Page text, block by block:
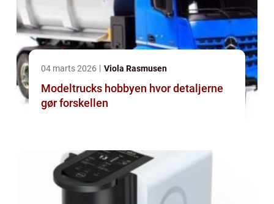
04 marts 2026 Viola Rasmusen
Modeltrucks hobbyen hvor detaljerne
gør forskellen